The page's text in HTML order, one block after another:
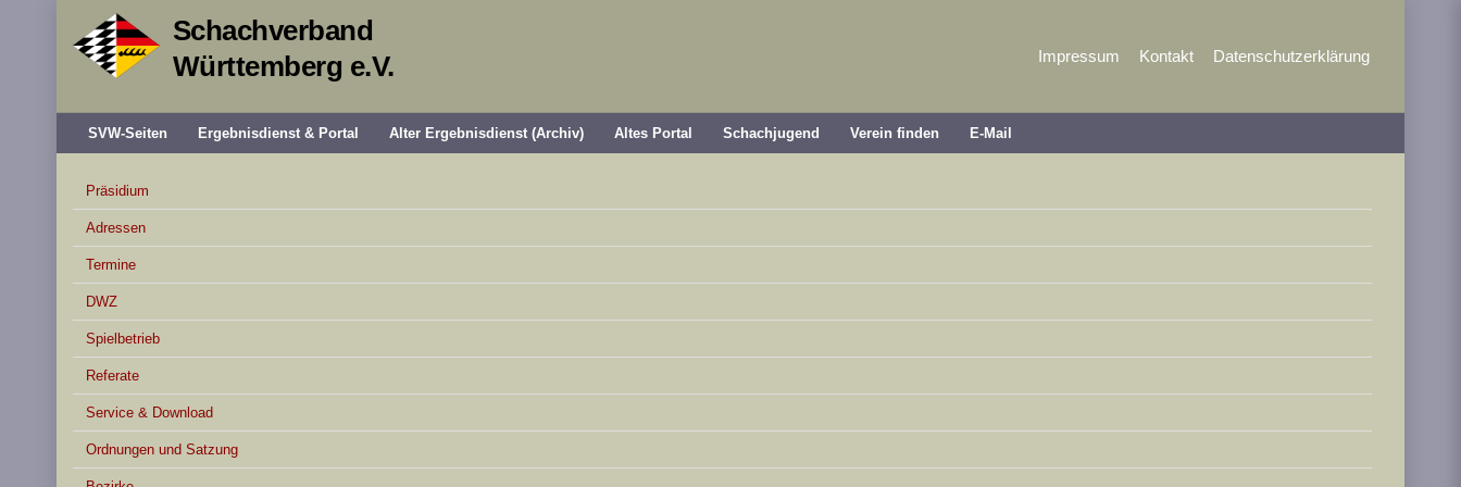
Schachverband
Württemberg e.V.
Impressum Kontakt Datenschutzerklärung
SVW-Seiten Ergebnisdienst & Portal Alter Ergebnisdienst (Archiv) Altes Portal Schachjugend Verein finden E-Mail
Präsidium
Adressen
Termine
DWZ
Spielbetrieb
Referate
Service & Download
Ordnungen und Satzung